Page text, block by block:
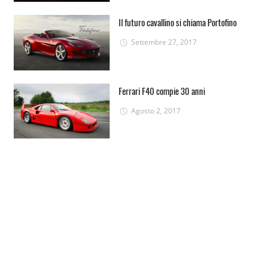
Il futuro cavallino si chiama Portofino
Settembre 27, 2017
Ferrari F40 compie 30 anni
Agosto 2, 2017